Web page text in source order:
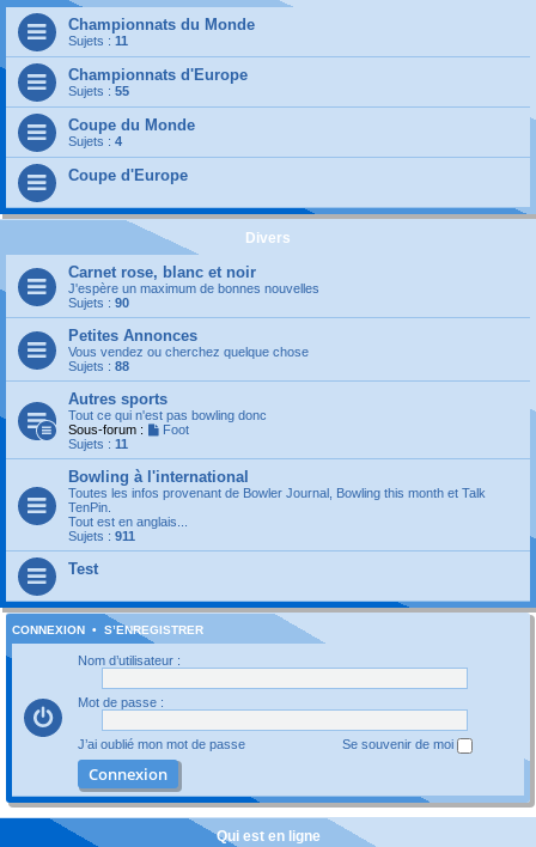
Championnats du Monde
Sujets : 11
Championnats d'Europe
Sujets : 55
Coupe du Monde
Sujets : 4
Coupe d'Europe
Divers
Carnet rose, blanc et noir
J'espère un maximum de bonnes nouvelles
Sujets : 90
Petites Annonces
Vous vendez ou cherchez quelque chose
Sujets : 88
Autres sports
Tout ce qui n'est pas bowling donc
Sous-forum :
Foot
Sujets : 11
Bowling à l'international
Toutes les infos provenant de Bowler Journal, Bowling this month et Talk
TenPin.
Tout est en anglais...
Sujets : 911
Test
CONNEXION • S’ENREGISTRER
Nom d’utilisateur :
Mot de passe :
J’ai oublié mon mot de passe Se souvenir de moi
Qui est en ligne